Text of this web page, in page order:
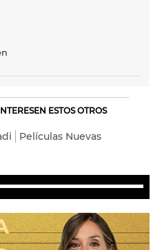
ESTOS OTROS
Películas Nuevas